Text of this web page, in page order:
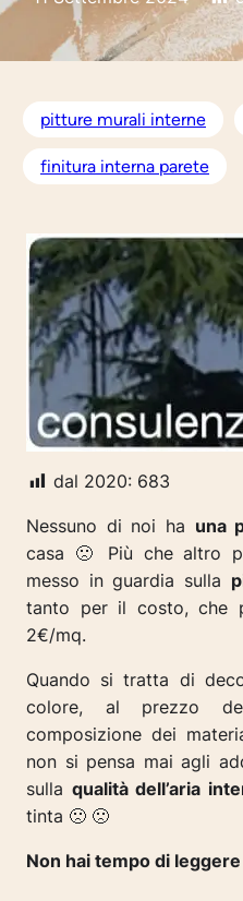
pitture murali interne
finitura interna parete
dal 2020: 683
Nessuno di noi ha una
casa 🙁 Più che altro
messo in guardia sulla
tanto per il costo, che
2€/mq.
Quando si tratta di
colore, al prezzo
composizione dei
non si pensa mai agli
sulla qualità dell’aria
tinta 🙁 🙁
Non hai tempo di leggere